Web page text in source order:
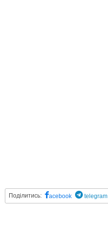
Поділитись: acebook telegram